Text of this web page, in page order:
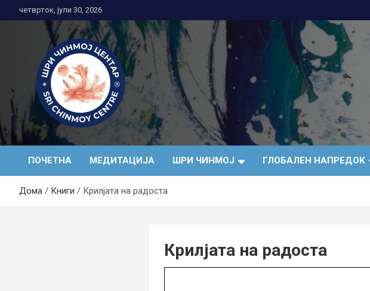
to
четврток, јули 30, 2026
Медитација
ПОЧЕТНА МЕДИТАЦИЈА ШРИ ЧИНМОЈ ГЛОБАЛЕН НАПРЕДОК
Дома Книги Крилјата на радоста
Крилјата на радоста